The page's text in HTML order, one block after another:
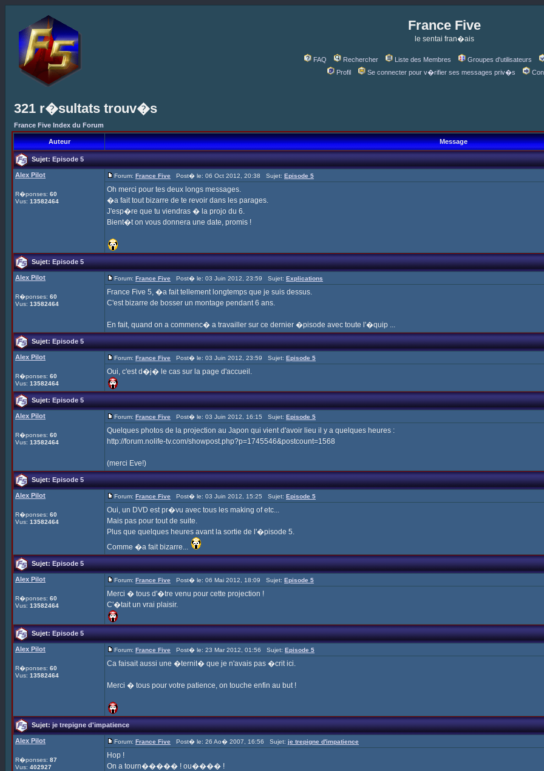
France Five
le sentai fran�ais
FAQ Rechercher Liste des Membres Groupes d'utilisateurs
Profil
Se connecter pour v�rifier ses messages priv�s
321 r�sultats trouv�s
France Five Index du Forum
Auteur Message
Sujet:Episode 5
Alex Pilot
R�ponses: 60
Vus: 13582464
Forum: France Five Post� le: 06 Oct 2012, 20:38 Sujet: Episode 5
Oh merci pour tes deux longs messages.
�a fait tout bizarre de te revoir dans les parages.
J'esp�re que tu viendras � la projo du 6.
Bient�t on vous donnera une date, promis !
Sujet:Episode 5
Alex Pilot
R�ponses: 60
Vus: 13582464
Forum: France Five Post� le: 03 Juin 2012, 23:59 Sujet: Explications
France Five 5, �a fait tellement longtemps que je suis dessus.
C'est bizarre de bosser un montage pendant 6 ans.
En fait, quand on a commenc� a travailler sur ce dernier �pisode avec toute l'�quip ...
Sujet:Episode 5
Alex Pilot
R�ponses: 60
Vus: 13582464
Forum: France Five Post� le: 03 Juin 2012, 23:59 Sujet: Episode 5
Oui, c'est d�j� le cas sur la page d'accueil.
Sujet:Episode 5
Alex Pilot
R�ponses: 60
Vus: 13582464
Forum: France Five Post� le: 03 Juin 2012, 16:15 Sujet: Episode 5
Quelques photos de la projection au Japon qui vient d'avoir lieu il y a quelques heures :
http://forum.nolife-tv.com/showpost.php?p=1745546&postcount=1568
(merci Eve!)
Sujet:Episode 5
Alex Pilot
R�ponses: 60
Vus: 13582464
Forum: France Five Post� le: 03 Juin 2012, 15:25 Sujet: Episode 5
Oui, un DVD est pr�vu avec tous les making of etc...
Mais pas pour tout de suite.
Plus que quelques heures avant la sortie de l'�pisode 5.
Comme �a fait bizarre...
Sujet:Episode 5
Alex Pilot
R�ponses: 60
Vus: 13582464
Forum: France Five Post� le: 06 Mai 2012, 18:09 Sujet: Episode 5
Merci � tous d'�tre venu pour cette projection !
C'�tait un vrai plaisir.
Sujet:Episode 5
Alex Pilot
R�ponses: 60
Vus: 13582464
Forum: France Five Post� le: 23 Mar 2012, 01:56 Sujet: Episode 5
Ca faisait aussi une �ternit� que je n'avais pas �crit ici.
Merci � tous pour votre patience, on touche enfin au but !
Sujet:je trepigne d'impatience
Alex Pilot
R�ponses: 87
Vus: 402927
Forum: France Five Post� le: 26 Ao� 2007, 16:56 Sujet: je trepigne d'impatience
Hop !
On a tourn����� ! ou���� !